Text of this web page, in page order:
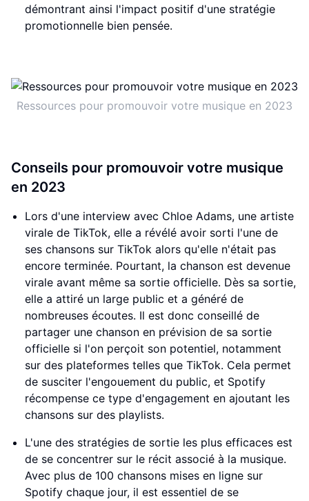
démontrant ainsi l'impact positif d'une stratégie
promotionnelle bien pensée.
Ressources pour promouvoir votre musique en 2023
Conseils pour promouvoir votre musique
en 2023
Lors d'une interview avec Chloe Adams, une artiste
virale de TikTok, elle a révélé avoir sorti l'une de
ses chansons sur TikTok alors qu'elle n'était pas
encore terminée. Pourtant, la chanson est devenue
virale avant même sa sortie officielle. Dès sa sortie,
elle a attiré un large public et a généré de
nombreuses écoutes. Il est donc conseillé de
partager une chanson en prévision de sa sortie
officielle si l'on perçoit son potentiel, notamment
sur des plateformes telles que TikTok. Cela permet
de susciter l'engouement du public, et Spotify
récompense ce type d'engagement en ajoutant les
chansons sur des playlists.
L'une des stratégies de sortie les plus efficaces est
de se concentrer sur le récit associé à la musique.
Avec plus de 100 chansons mises en ligne sur
Spotify chaque jour, il est essentiel de se